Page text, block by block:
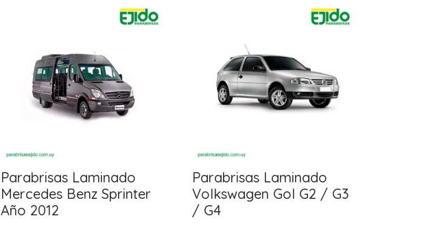
Parabrisas Laminado
Mercedes Benz Sprinter
Año 2012
Parabrisas Laminado
Volkswagen Gol G2 / G3
/ G4